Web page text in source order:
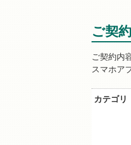
ご契
ご契約内
スマホア
カテゴリ